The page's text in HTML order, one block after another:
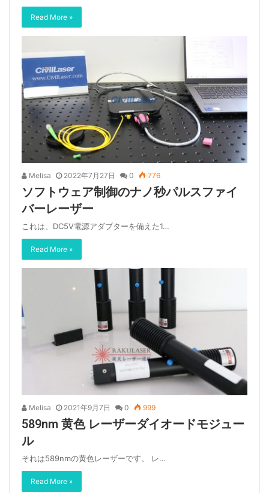
Read More »
Melisa 2022年7月27日 0 776
ソフトウェア制御のナノ秒パルスファイ
バーレーザー
これは、DC5V電源アダプターを備えた1…
Read More »
Melisa 2021年9月7日 0 999
589nm 黄色 レーザーダイオードモジュー
ル
それは589nmの黄色レーザーです。 レ…
Read More »